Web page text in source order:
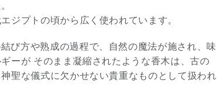
ジプトの頃から広く使われています。
び方や熟成の過程で、自然の魔法が施され、味
ーが そのまま凝縮されたような香木は、古の
聖な儀式に欠かせない貴重なものとして扱われ
8/29.30並木良和スピリチュ
アルジャーニ...
Shop